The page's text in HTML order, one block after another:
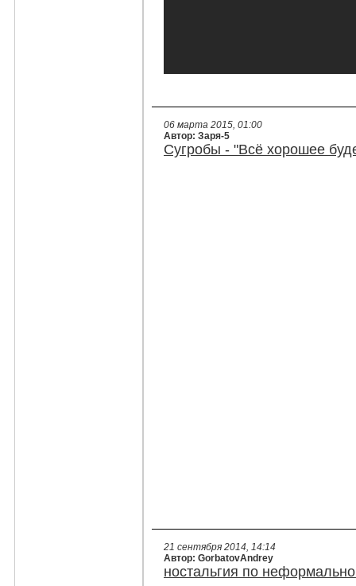
06 марта 2015, 01:00
Автор: Заря-5
Сугробы - "Всё хорошее
21 сентября 2014, 14:14
Автор: GorbatovAndrey
ностальгия по